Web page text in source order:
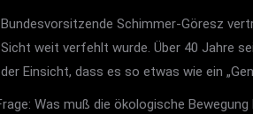
Bundesvorsitzende Schimmer-Göresz
weit verfehlt wurde. Über 40 Jahre
Einsicht, dass es so etwas wie ein
Was muß die ökologische